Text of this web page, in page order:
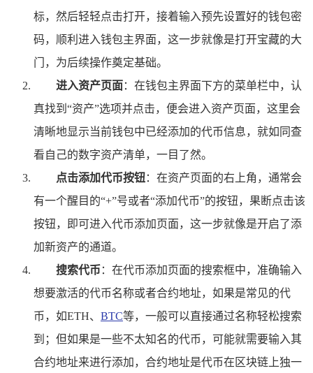
标，然后轻轻点击打开，接着输入预先设置好的钱包密
码，顺利进入钱包主界面，这一步就像是打开宝藏的大
门，为后续操作奠定基础。
进入资产页面：在钱包主界面下方的菜单栏中，认
真找到“资产”选项并点击，便会进入资产页面，这里会
清晰地显示当前钱包中已经添加的代币信息，就如同查
看自己的数字资产清单，一目了然。
点击添加代币按钮：在资产页面的右上角，通常会
有一个醒目的“+”号或者“添加代币”的按钮，果断点击该
按钮，即可进入代币添加页面，这一步就像是开启了添
加新资产的通道。
搜索代币 ：在代币添加页面的搜索框中，准确输入
想要激活的代币名称或者合约地址，如果是常见的代
币，如ETH、 BTC等，一般可以直接通过名称轻松搜索
到；但如果是一些不太知名的代币，可能就需要输入其
合约地址来进行添加，合约地址是代币在区块链上独一